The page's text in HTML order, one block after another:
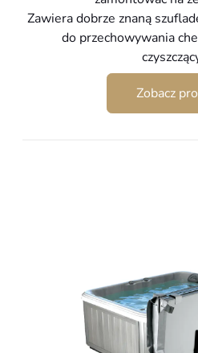
Zawiera dobrze znaną
do przechowywania
Zobacz